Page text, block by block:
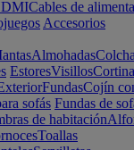
Cables de
Accesorios
Almohadas
EstoresVisillos
FundasCojín
sofás Fundas de
de habitación
Toallas